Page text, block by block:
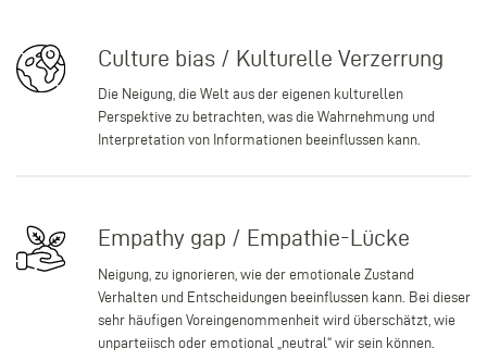
Culture bias / Kulturelle Verzerrung
Die Neigung, die Welt aus der eigenen kulturellen
Perspektive zu betrachten, was die Wahrnehmung und
Interpretation von Informationen beeinflussen kann.
Empathy gap / Empathie-Lücke
Neigung, zu ignorieren, wie der emotionale Zustand
Verhalten und Entscheidungen beeinflussen kann. Bei dieser
sehr häufigen Voreingenommenheit wird überschätzt, wie
unparteiisch oder emotional „neutral“ wir sein können.